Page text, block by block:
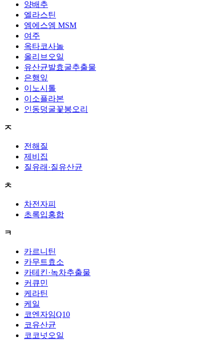
양배추
엘라스틴
엠에스엠 MSM
여주
옥타코사놀
올리브오일
유산균발효굴추출물
은행잎
이노시톨
이소플라본
인동덩굴꽃봉오리
ㅈ
전해질
제비집
질유래·질유산균
ㅊ
차전자피
초록입홍합
ㅋ
카르니틴
카무트효소
카테킨·녹차추출물
커큐민
케라틴
케일
코엔자임Q10
코유산균
코코넛오일